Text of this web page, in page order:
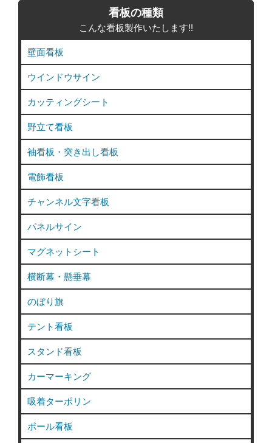
看板の種類
こんな看板製作いたします!!
壁面看板
ウインドウサイン
カッティングシート
野立て看板
袖看板・突き出し看板
電飾看板
チャンネル文字看板
パネルサイン
マグネットシート
横断幕・懸垂幕
のぼり旗
テント看板
スタンド看板
カーマーキング
吸着ターポリン
ポール看板